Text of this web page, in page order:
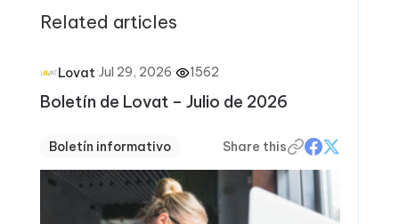
Related articles
Lovat·Jul 29, 2026· 1562
Boletín de Lovat – Julio de 2026
Boletín informativo Share this